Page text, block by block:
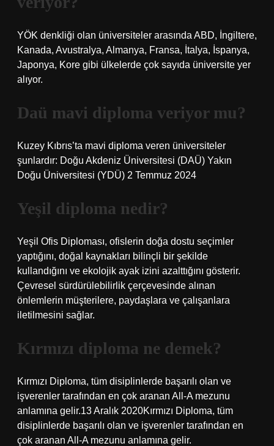
YÖK denkliği olan üniversiteler arasında ABD, İngiltere,
Kanada, Avustralya, Almanya, Fransa, İtalya, İspanya,
Japonya, Kore gibi ülkelerde çok sayıda üniversite yer
alıyor.
Daü mavi diploma veriyor mu?
Kuzey Kıbrıs’ta mavi diploma veren üniversiteler
şunlardır: Doğu Akdeniz Üniversitesi (DAÜ) Yakın
Doğu Üniversitesi (YDÜ) 2 Temmuz 2024
Yeşil diploma nedir?
Yeşil Ofis Diploması, ofislerin doğa dostu seçimler
yaptığını, doğal kaynakları bilinçli bir şekilde
kullandığını ve ekolojik ayak izini azalttığını gösterir.
Çevresel sürdürülebilirlik çerçevesinde alınan
önlemlerin müşterilere, paydaşlara ve çalışanlara
iletilmesini sağlar.
Kırmızı diploma ne demek?
Kırmızı Diploma, tüm disiplinlerde başarılı olan ve
işverenler tarafından en çok aranan All-A mezunu
anlamına gelir.13 Aralık 2020Kırmızı Diploma, tüm
disiplinlerde başarılı olan ve işverenler tarafından en
çok aranan All-A mezunu anlamına gelir.